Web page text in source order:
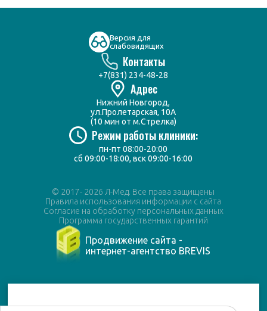
Контакты
+7(831) 234-48-28
Адрес
Нижний Новгород,
ул.Пролетарская, 10А
(10 мин от м.Стрелка)
Режим работы клиники:
пн-пт 08:00-20:00
сб 09:00-18:00, вск 09:00-16:00
Версия для
слабовидящих
© 2017- 2026 Л-Мед. Все права защищены
Правила использования информации с сайта
Согласие на обработку персональных данных
Программа государственных гарантий
Продвижение сайта -
интернет-агентство BREVIS